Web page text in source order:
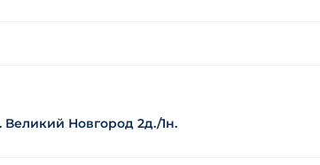
Новгород 2д./1н.